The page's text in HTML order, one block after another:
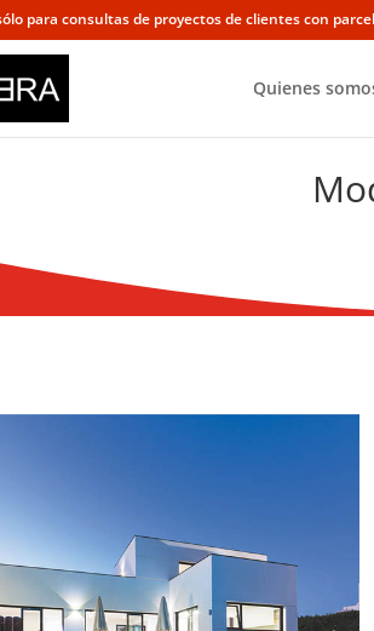
para consultas de proyectos de clientes con
Quienes